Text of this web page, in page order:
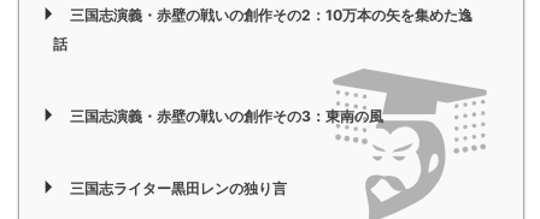
三国志演義・赤壁の戦いの創作その2：10万本の矢を集めた逸
話
三国志演義・赤壁の戦いの創作その3：東南の風
三国志ライター黒田レンの独り言